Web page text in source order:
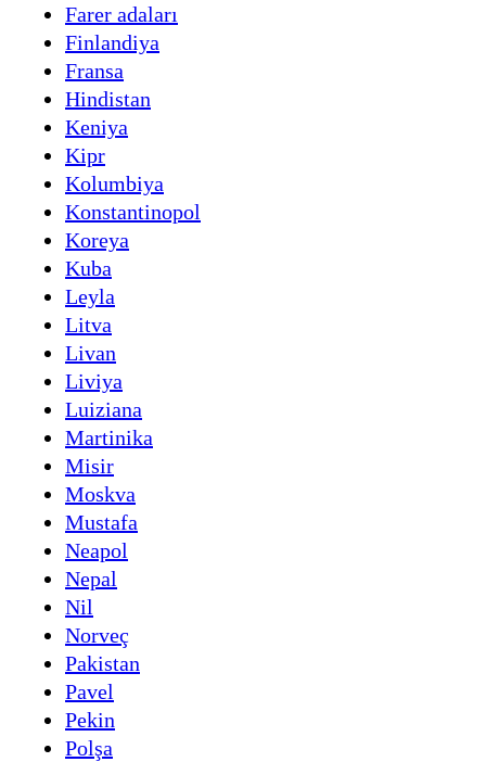
Farer adaları
Finlandiya
Fransa
Hindistan
Keniya
Kipr
Kolumbiya
Konstantinopol
Koreya
Kuba
Leyla
Litva
Livan
Liviya
Luiziana
Martinika
Misir
Moskva
Mustafa
Neapol
Nepal
Nil
Norveç
Pakistan
Pavel
Pekin
Polşa